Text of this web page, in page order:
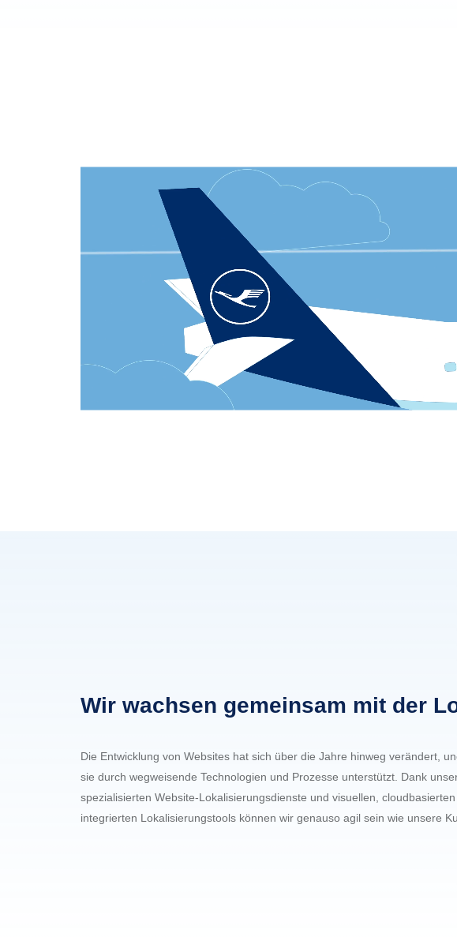
Wir wachsen gemeinsam mit der
Die Entwicklung von Websites hat sich über die Jahre hinweg verändert,
sie durch wegweisende Technologien und Prozesse unterstützt. Dank
spezialisierten Website-Lokalisierungsdienste und visuellen,
integrierten Lokalisierungstools können wir genauso agil sein wie unsere